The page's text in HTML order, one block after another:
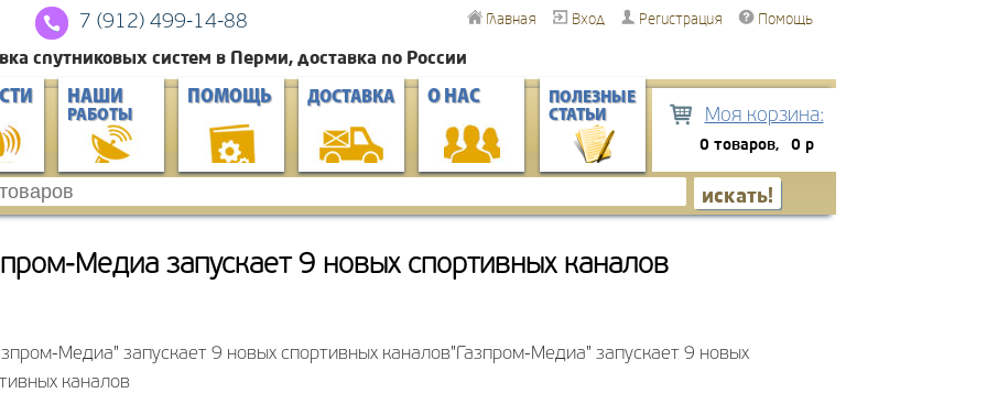
Главная Вход Регистрация Помощь
7 (912) 499-14-88
Моя корзина:
0 товаров, 0 р
спутниковых систем в Перми, доставка по России
НАШИ
РАБОТЫ
ПОМОЩЬ ДОСТАВКА О НАС
ПОЛЕЗНЫЕ
СТАТЬИ
Медиа запускает 9 новых спортивных каналов
"Газпром-Медиа" запускает 9 новых
каналов